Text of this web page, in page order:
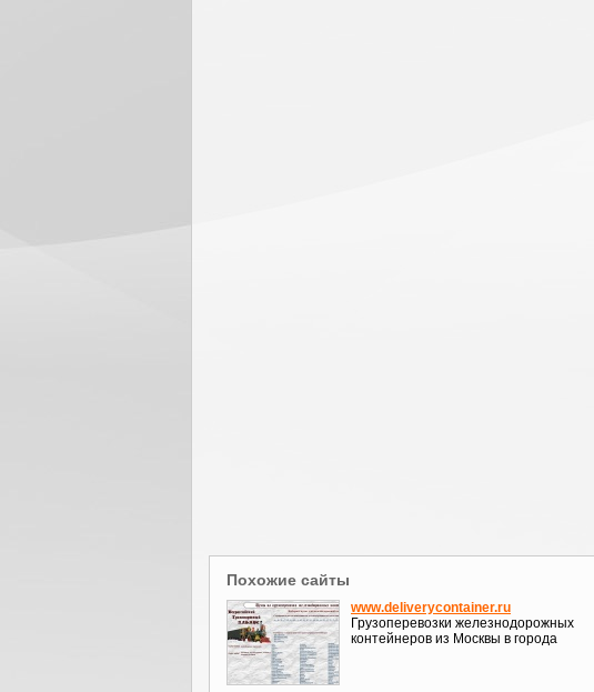
Похожие сайты
www.deliverycontainer.ru
Грузоперевозки железнодорожных
контейнеров из Москвы в города